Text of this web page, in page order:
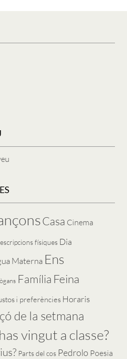
Casa Cinema
físiques Dia
Materna Ens
Família Feina
i preferències Horaris
de la setmana
vingut a classe?
Parts del cos Pedrolo Poesia